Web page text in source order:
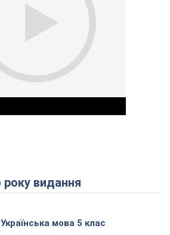
Play Video
року видання
мова 5 клас